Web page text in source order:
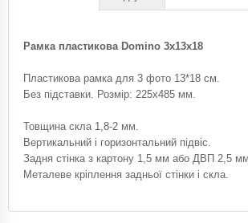
Рамка пластикова Domino 3х13х18
Пластикова рамка для 3 фото 13*18 см.
Без підставки. Розмір: 225х485 мм.
Товщина скла 1,8-2 мм.
Вертикальний і горизонтальний підвіс.
Задня стінка з картону 1,5 мм або ДВП 2,5 мм.
Металеве кріплення задньої стінки і скла.